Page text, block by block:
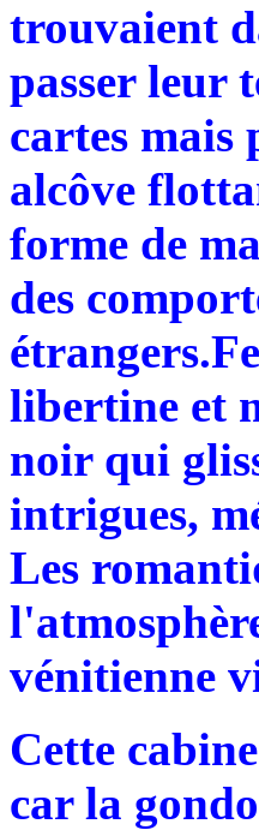
trouvaient
passer leur
cartes mais
alcôve
forme de
des
libertine et
noir qui
intrigues,
Les
vénitienne
Cette
car la